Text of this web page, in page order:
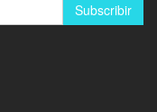
Subscribir